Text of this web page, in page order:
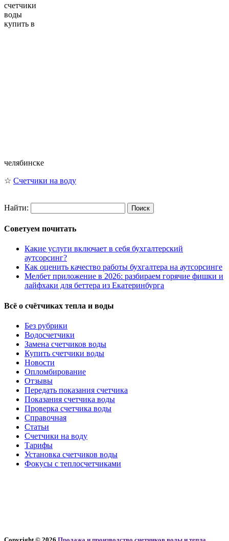
счетчики
воды
купить в
челябинске
☆ Счетчики на воду
Найти:
Советуем почитать
Какие услуги включает в себя бухгалтерский
аутсорсинг?
Как оценить качество работы бухгалтера на аутсорсинге
Мелбет приложение в 2026: разбираем горячие фишки и
лайфхаки для беттера из Екатеринбурга
Всё о счётчиках тепла и воды
Без рубрики
Водосчетчики
Замена счетчиков воды
Купить счетчики воды
Новости
Опломбирование
Отзывы
Передать показания счетчика
Показания счетчика воды
Проверка счетчика воды
Справочная
Статьи
Счетчики на воду
Тарифы
Установка счетчиков воды
Фокусы с теплосчетчиками